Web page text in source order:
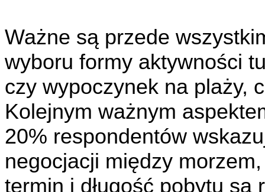
Ważne są przede
wyboru formy aktywności
czy wypoczynek na plaży,
Kolejnym ważnym
20% respondentów
negocjacji między
termin i długość pobytu